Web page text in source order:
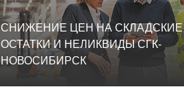
СНИЖЕНИЕ ЦЕН НА СКЛАДСКИЕ
ОСТАТКИ И НЕЛИКВИДЫ СГК-
НОВОСИБИРСК